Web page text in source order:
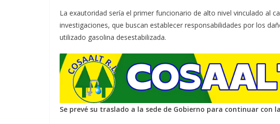
La exautoridad sería el primer funcionario de alto nivel vinculado al
investigaciones, que buscan establecer responsabilidades por los
utilizado gasolina desestabilizada.
Se prevé su traslado a la sede de Gobierno para continuar con